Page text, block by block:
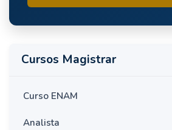
Cursos Magistrar
Curso ENAM
Analista